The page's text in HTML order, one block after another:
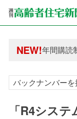
NEW!
年間購読
年間購読
高齢者
バックナンバーを
「R4シス